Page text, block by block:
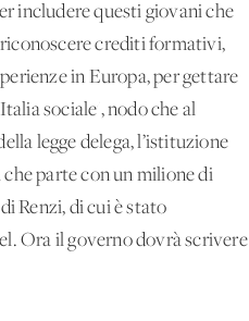
includere questi giovani che
crediti formativi,
in Europa, per gettare
sociale', nodo che al
legge delega, l’istituzione
parte con un milione di
Renzi, di cui è stato
Ora il governo dovrà scrivere